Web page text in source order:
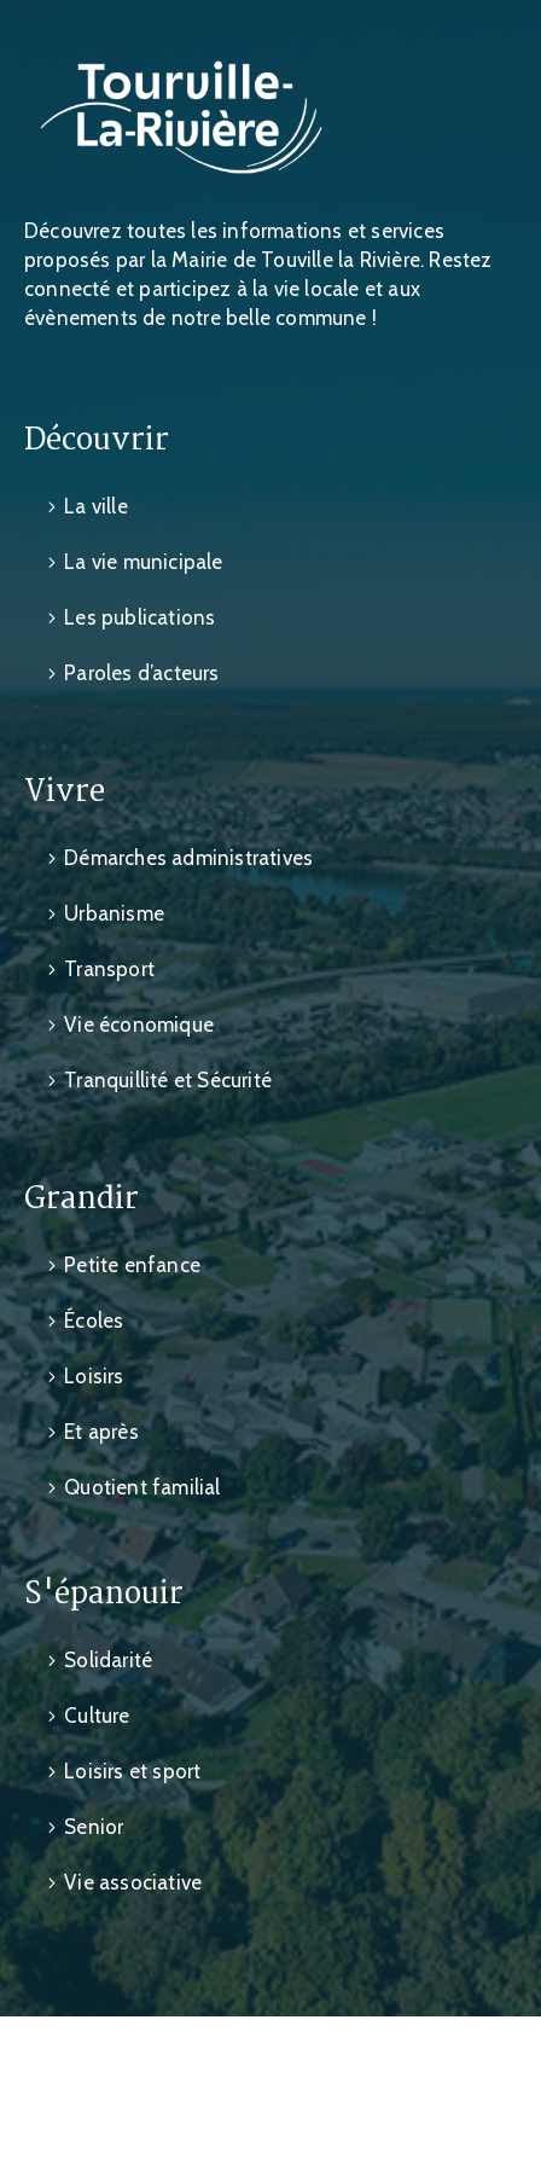
Découvrez toutes les informations et services
proposés par la Mairie de Touville la Rivière. Restez
connecté et participez à la vie locale et aux
évènements de notre belle commune !
Découvrir
La ville
La vie municipale
Les publications
Paroles d’acteurs
Vivre
Démarches administratives
Urbanisme
Transport
Vie économique
Tranquillité et Sécurité
Grandir
Petite enfance
Écoles
Loisirs
Et après
Quotient familial
S'épanouir
Solidarité
Culture
Loisirs et sport
Senior
Vie associative